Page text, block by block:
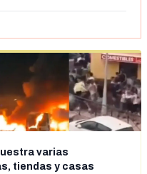
varias
tiendas y casas